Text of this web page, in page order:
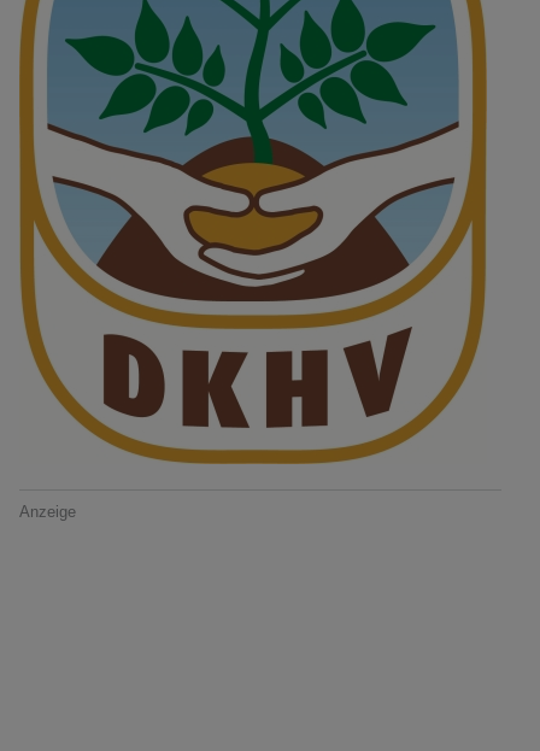
Anzeige